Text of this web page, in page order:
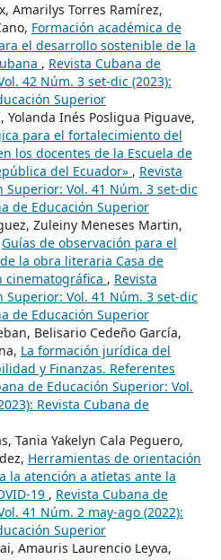
Amarilys Torres Ramírez,
Formación académica de
el desarrollo sostenible de la
, Revista Cubana de
42 Núm. 3 set-dic (2023):
Superior
Yolanda Inés Posligua Piguave,
para el fortalecimiento del
los docentes de la Escuela de
del Ecuador» , Revista
Superior: Vol. 41 Núm. 3 set-dic
de Educación Superior
Zuleiny Meneses Martin,
Guías de observación para el
la obra literaria Casa de
cinematográfica , Revista
Superior: Vol. 41 Núm. 3 set-dic
de Educación Superior
Belisario Cedeño García,
La formación jurídica del
y Finanzas. Referentes
de Educación Superior: Vol.
Revista Cubana de
Tania Yakelyn Cala Peguero,
Herramientas de orientación
la atención a atletas ante la
19 , Revista Cubana de
41 Núm. 2 may-ago (2022):
Superior
Amauris Laurencio Leyva,